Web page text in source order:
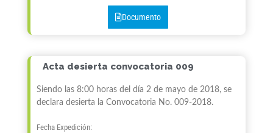
Documento
Acta desierta convocatoria 009
Siendo las 8:00 horas del día 2 de mayo de 2018, se
declara desierta la Convocatoria No. 009-2018.
Fecha Expedición: